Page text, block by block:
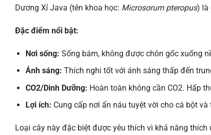
Dương Xỉ Java (tên khoa học: Microsorum pteropus) là
Đặc điểm nổi bật:
Nơi sống: Sống bám, không được chôn gốc xuống
Ánh sáng: Thích nghi tốt với ánh sáng thấp đến
CO2/Dinh Dưỡng: Hoàn toàn không cần CO2. Hấp
Lợi ích: Cung cấp nơi ẩn náu tuyệt vời cho cá bột và
Loại cây này đặc biệt được yêu thích vì khả năng